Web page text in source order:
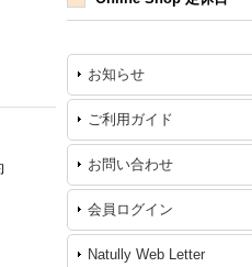
お知らせ
ご利用ガイド
お問い合わせ
会員ログイン
Natully Web Letter